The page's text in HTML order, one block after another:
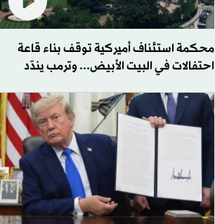
محكمة استئناف أميركية توقف بناء قاعة
احتفالات في البيت الأبيض... وترمب يندّد